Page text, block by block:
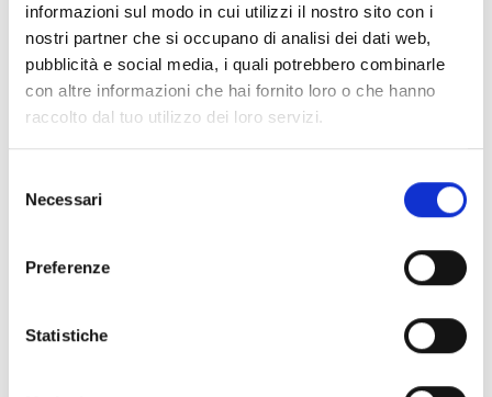
informazioni sul modo in cui utilizzi il nostro sito con i
nostri partner che si occupano di analisi dei dati web,
pubblicità e social media, i quali potrebbero combinarle
con altre informazioni che hai fornito loro o che hanno
raccolto dal tuo utilizzo dei loro servizi.
delNecessari
Preferenze
Statistiche
Saperne di più